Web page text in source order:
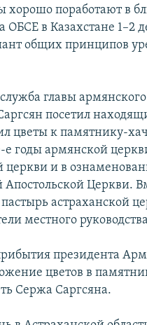
хорошо поработают в
ОБСЕ в Казахстане 1–2
общих принципов
главы
посетил
цветы к памятнику-
годы армянской
церкви и в
Церкви.
астраханской
местного
президента
цветов в
Сержа Саргсяна.